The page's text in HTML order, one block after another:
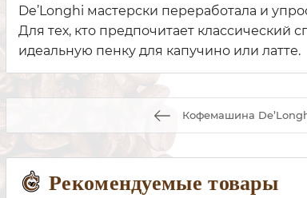
De’Longhi мастерски переработала и
Для тех, кто предпочитает
идеальную пенку для капучино или латте.
Кофемашина
Рекомендуемые товары